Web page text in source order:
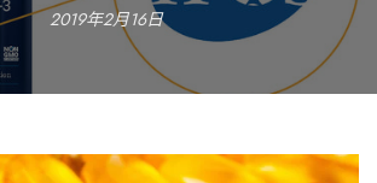
2019年2月16日